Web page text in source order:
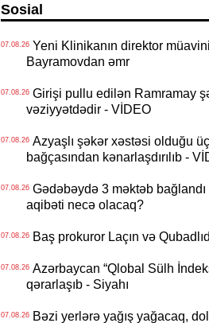
Sosial
07.08.26Yeni Klinikanın direktor müavini
Bayramovdan əmr
07.08.26Girişi pullu edilən Ramramay
vəziyyətdədir - VİDEO
07.08.26Azyaşlı şəkər xəstəsi olduğu
bağçasından kənarlaşdırılıb -
07.08.26Gədəbəydə 3 məktəb
aqibəti necə olacaq?
07.08.26Baş prokuror Laçın və
07.08.26Azərbaycan “Qlobal Sülh
qərarlaşıb - Siyahı
07.08.26Bəzi yerlərə yağış yağacaq,